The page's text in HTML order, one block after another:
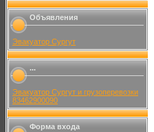
Объявления
Эвакуатор Сургут
...
Эвакуатор Сургут и грузоперевозки
83462900090
Форма входа